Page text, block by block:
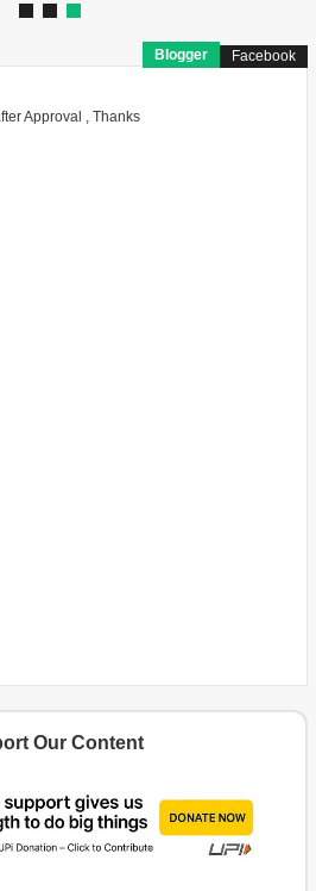
Blogger Facebook
Approval , Thanks
Our Content